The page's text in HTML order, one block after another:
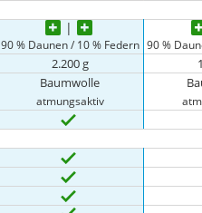
90 % Daunen / 10 % Federn 90 %
2.200 g
Baumwolle
atmungsaktiv